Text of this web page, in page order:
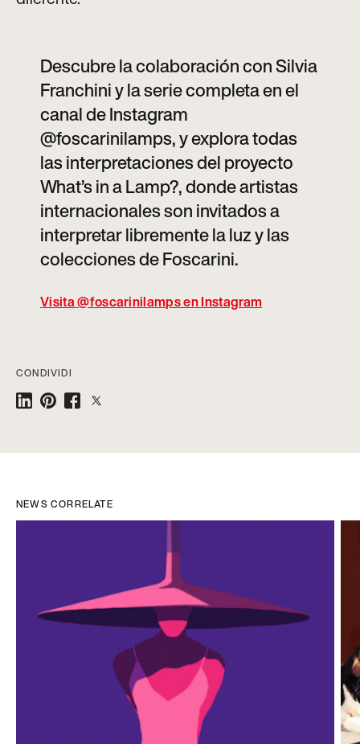
Descubre la colaboración con Silvia
Franchini y la serie completa en el
canal de Instagram
@foscarinilamps, y explora todas
las interpretaciones del proyecto
What’s in a Lamp?, donde artistas
internacionales son invitados a
interpretar libremente la luz y las
colecciones de Foscarini.
Visita @foscarinilamps en Instagram
CONDIVIDI
NEWS CORRELATE